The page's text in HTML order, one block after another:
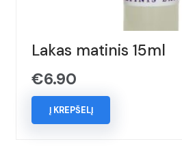
Lakas matinis 15ml
€6.90
Į KREPŠELĮ